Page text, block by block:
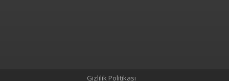
Gizlilik Politikası